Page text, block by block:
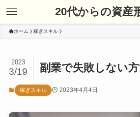
20代からの資産
ホーム 稼ぎスキル
副業で失敗しない
2023
3/19
稼ぎスキル 2023年4月4日